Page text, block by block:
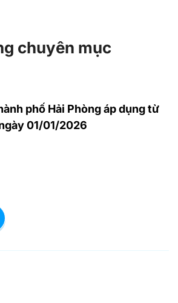
chuyên mục
phố Hải Phòng áp dụng từ
01/01/2026